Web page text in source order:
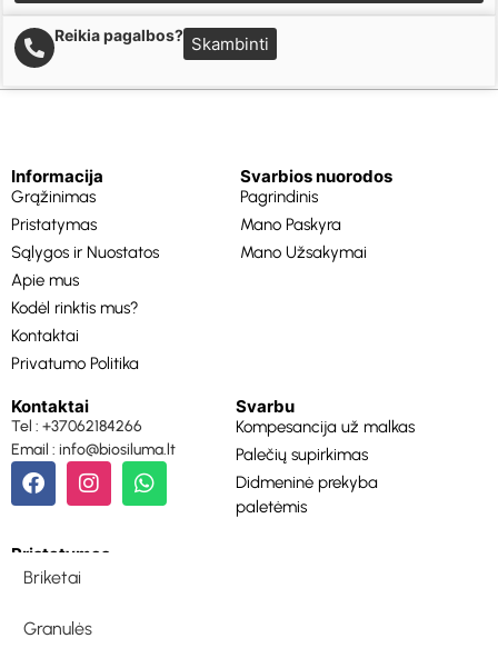
Reikia pagalbos? Skambinti
Informacija
Grąžinimas
Pristatymas
Sąlygos ir Nuostatos
Apie mus
Kodėl rinktis mus?
Kontaktai
Privatumo Politika
Svarbios nuorodos
Pagrindinis
Mano Paskyra
Mano Užsakymai
Kontaktai
Tel : +37062184266
Email : info@biosiluma.lt
Svarbu
Kompesancija už malkas
Palečių supirkimas
Didmeninė prekyba
paletėmis
Pristatymas
Briketai
Granulės